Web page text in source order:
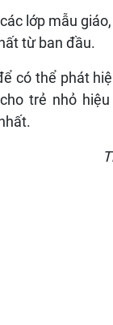
lớp mẫu
từ ban đầu.
có thể phát
trẻ nhỏ